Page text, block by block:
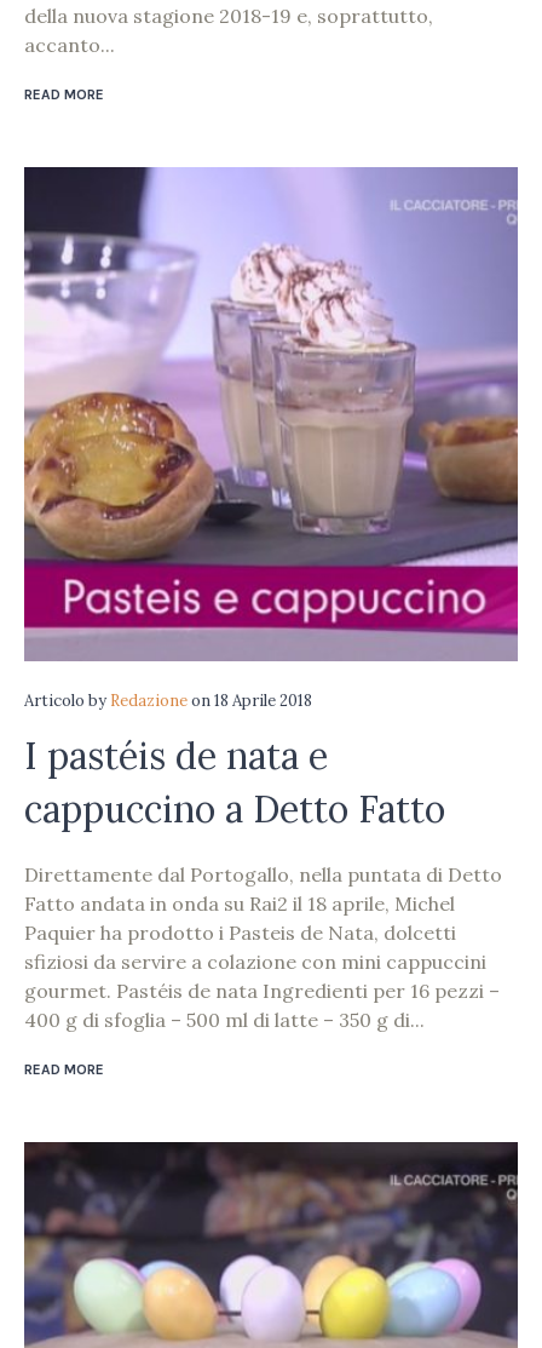
della nuova stagione 2018-19 e, soprattutto,
accanto...
READ MORE
Articolo by Redazioneon18 Aprile 2018
I pastéis de nata e
cappuccino a Detto Fatto
Direttamente dal Portogallo, nella puntata di Detto
Fatto andata in onda su Rai2 il 18 aprile, Michel
Paquier ha prodotto i Pasteis de Nata, dolcetti
sfiziosi da servire a colazione con mini cappuccini
gourmet. Pastéis de nata Ingredienti per 16 pezzi –
400 g di sfoglia – 500 ml di latte – 350 g di...
READ MORE